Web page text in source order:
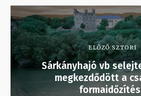
ELŐZŐ SZTORI
Sárkányhajó vb
megkezdődött a